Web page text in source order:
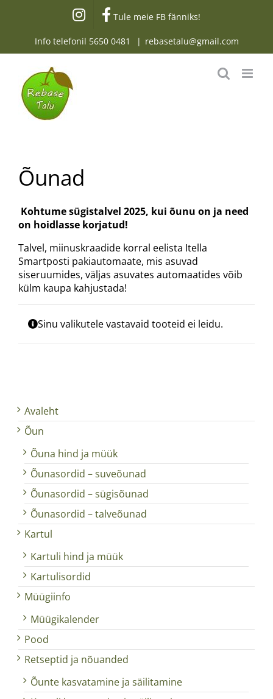
Tule meie FB fänniks!
Info telefonil 5650 0481 | rebasetalu@gmail.com
Õunad
Kohtume sügistalvel 2025, kui õunu on ja need
on hoidlasse korjatud!
Talvel, miinuskraadide korral eelista Itella
Smartposti pakiautomaate, mis asuvad
siseruumides, väljas asuvates automaatides võib
külm kaupa kahjustada!
Sinu valikutele vastavaid tooteid ei leidu.
Avaleht
Õun
Õuna hind ja müük
Õunasordid – suveõunad
Õunasordid – sügisõunad
Õunasordid – talveõunad
Kartul
Kartuli hind ja müük
Kartulisordid
Müügiinfo
Müügikalender
Pood
Retseptid ja nõuanded
Õunte kasvatamine ja säilitamine